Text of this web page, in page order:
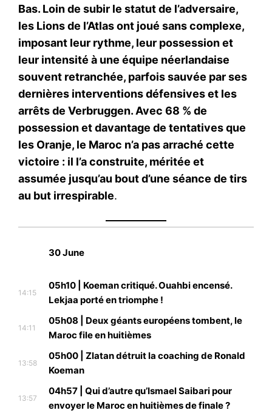
Bas. Loin de subir le statut de l’adversaire,
les Lions de l’Atlas ont joué sans complexe,
imposant leur rythme, leur possession et
leur intensité à une équipe néerlandaise
souvent retranchée, parfois sauvée par ses
dernières interventions défensives et les
arrêts de Verbruggen. Avec 68 % de
possession et davantage de tentatives que
les Oranje, le Maroc n’a pas arraché cette
victoire : il l’a construite, méritée et
assumée jusqu’au bout d’une séance de tirs
au but irrespirable.
30 June
14:15
05h10 | Koeman critiqué. Ouahbi encensé.
Lekjaa porté en triomphe !
14:11
05h08 | Deux géants européens tombent, le
Maroc file en huitièmes
13:58
05h00 | Zlatan détruit la coaching de Ronald
Koeman
13:57
04h57 | Qui d’autre qu’Ismael Saibari pour
envoyer le Maroc en huitièmes de finale ?